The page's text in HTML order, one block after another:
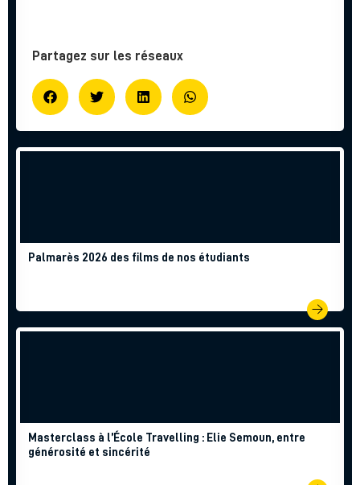
Partagez sur les réseaux
Palmarès 2026 des films de nos étudiants
Masterclass à l’École Travelling : Elie Semoun, entre
générosité et sincérité